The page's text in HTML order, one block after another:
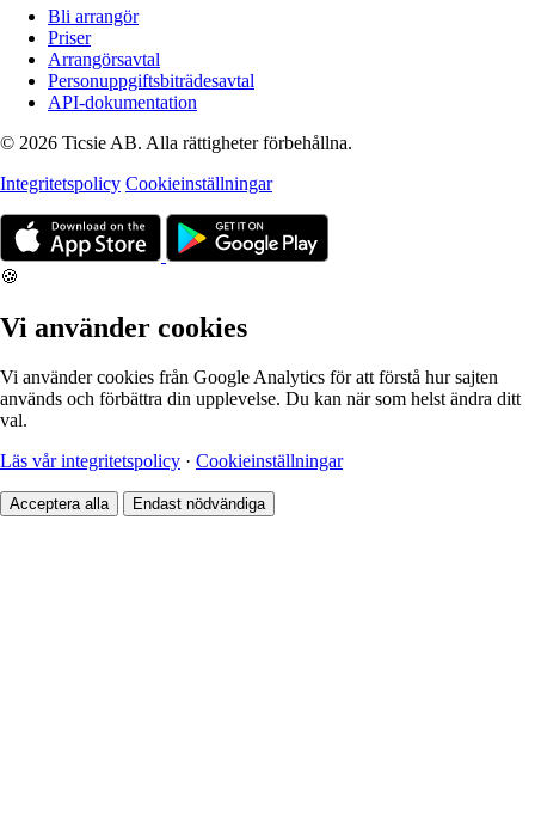
Bli arrangör
Priser
Arrangörsavtal
Personuppgiftsbiträdesavtal
API-dokumentation
© 2026 Ticsie AB. Alla rättigheter förbehållna.
Integritetspolicy Cookieinställningar
🍪
Vi använder cookies
Vi använder cookies från Google Analytics för att förstå hur sajten
används och förbättra din upplevelse. Du kan när som helst ändra ditt
val.
Läs vår integritetspolicy · Cookieinställningar
Acceptera alla Endast nödvändiga